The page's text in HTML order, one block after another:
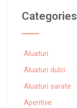
Categories
Aluaturi
Aluaturi dulci
Aluaturi sarate
Aperitive